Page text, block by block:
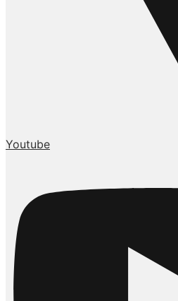
Youtube